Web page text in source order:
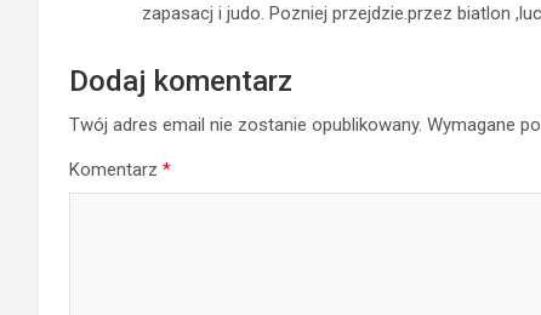
zapasacj i judo. Pozniej przejdzie.przez biatlon
Dodaj komentarz
Twój adres email nie zostanie opublikowany. Wymagane
Komentarz *